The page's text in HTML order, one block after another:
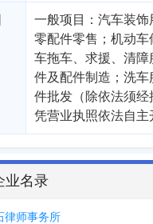
一般项目：汽车装
零配件零售；机动
车拖车、求援、清障
件及配件制造；洗
件批发（除依法须经
凭营业执照依法自主
业名录
律师事务所